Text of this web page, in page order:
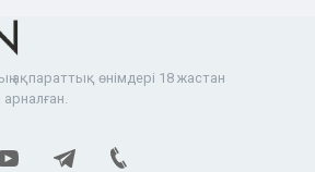
ақпараттық өнімдері 18 жастан